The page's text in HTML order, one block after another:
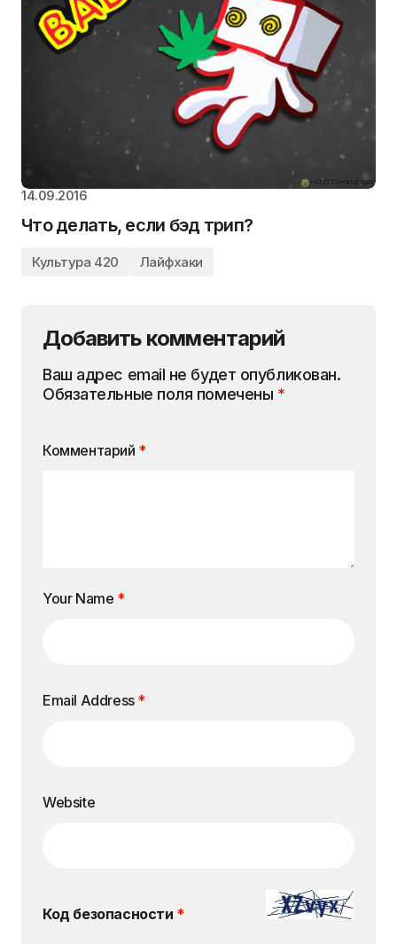
14.09.2016
Что делать, если бэд трип?
Культура 420 Лайфхаки
Добавить комментарий
Ваш адрес email не будет опубликован.
Обязательные поля помечены *
Комментарий *
Your Name *
Email Address *
Website
Код безопасности *